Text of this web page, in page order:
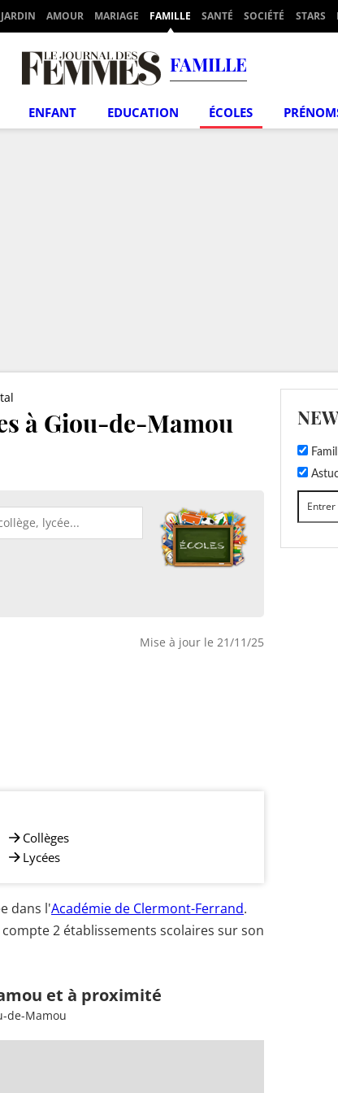
JARDIN AMOUR MARIAGE FAMILLE SANTÉ SOCIÉTÉ STARS
FAMILLE
ENFANT EDUCATION ÉCOLES
à Giou-de-Mamou
Mise à jour le 21/11/25
Collèges
Lycées
dans l'Académie de Clermont-Ferrand.
2 établissements scolaires sur son
et à proximité
de-Mamou